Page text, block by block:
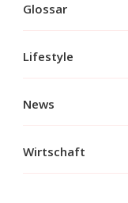
Glossar
Lifestyle
News
Wirtschaft